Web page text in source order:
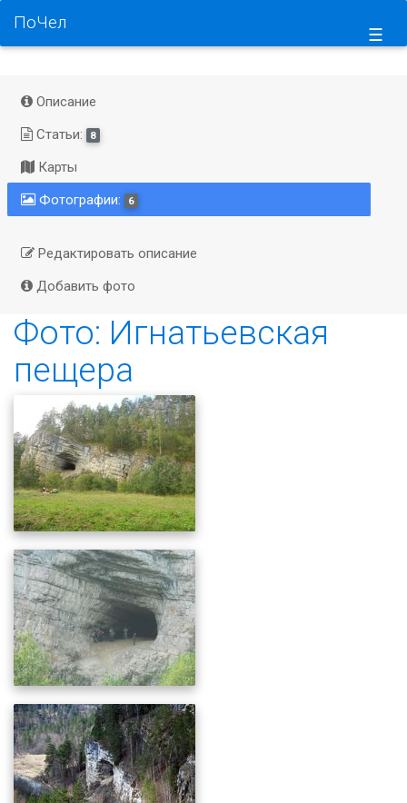
☰
ПоЧел
Описание
Статьи:
8
Карты
Фотографии:
6
Редактировать описание
Добавить фото
Фото: Игнатьевская
пещера